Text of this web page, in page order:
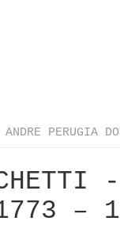
ANDRE PERUGIA
-
–